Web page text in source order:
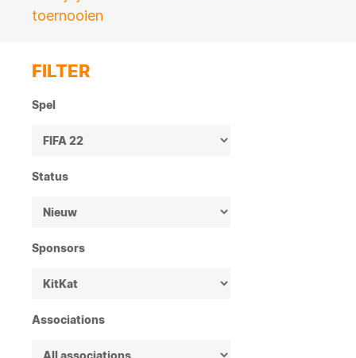
toernooien
FILTER
Spel
Status
Sponsors
Associations